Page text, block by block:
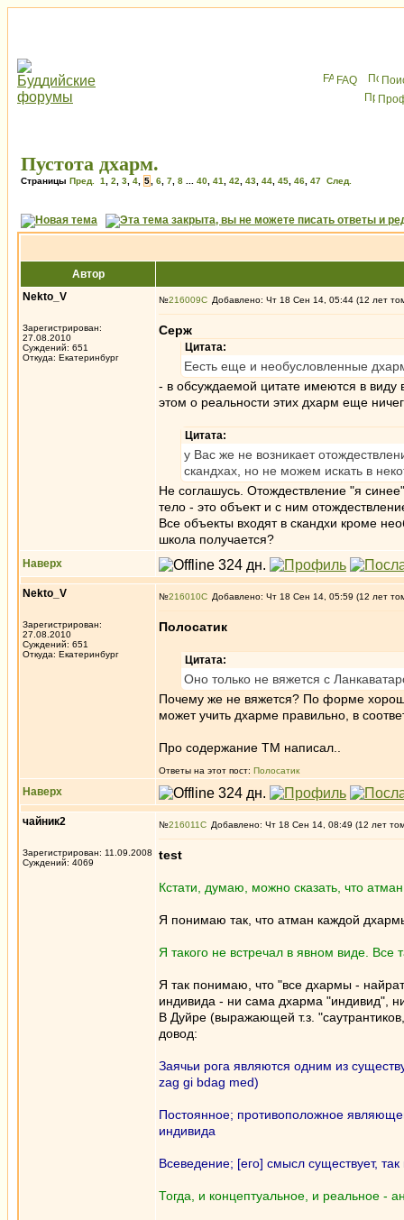
FAQ
Пустота дхарм.
Страницы Пред. 1 2 3 4 5 6 7 8 40 41 42 43 44 45 46 47 След.
Автор
Nekto_V
Зарегистрирован:
27.08.2010
Суждений: 651
Откуда: Екатеринбург
№216009 Добавлено: Чт 18 Сен 14, 05:44 (12 лет
Серж
Цитата:
Еесть еще и необусловленные
- в обсуждаемой цитате имеются в виду
этом о реальности этих дхарм еще
Цитата:
у Вас же не возникает
скандхах, но не можем искать в
Не соглашусь. Отождествление "я
тело - это объект и с ним
Все объекты входят в скандхи кроме
школа получается?
Наверх
Nekto_V
Зарегистрирован:
27.08.2010
Суждений: 651
Откуда: Екатеринбург
№216010 Добавлено: Чт 18 Сен 14, 05:59 (12 лет
Полосатик
Цитата:
Оно только не вяжется с
Почему же не вяжется? По форме хорошо
может учить дхарме правильно, в
Про содержание ТМ написал..
Ответы на этот пост: Полосатик
Наверх
чайник2
Зарегистрирован: 11.09.2008
Суждений: 4069
№216011 Добавлено: Чт 18 Сен 14, 08:49 (12 лет
test
Кстати, думаю, можно сказать, что
Я понимаю так, что атман каждой
Я такого не встречал в явном виде. Все
Я так понимаю, что "все дхармы -
индивида - ни сама дхарма "индивид",
В Дуйре (выражающей т.з.
довод:
Заячьи рога являются одним из
zag gi bdag med)
Постоянное; противоположное
индивида
Всеведение; [его] смысл существует,
Тогда, и концептуальное, и реальное -